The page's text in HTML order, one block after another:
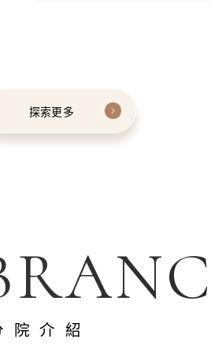
探索更多
院介紹